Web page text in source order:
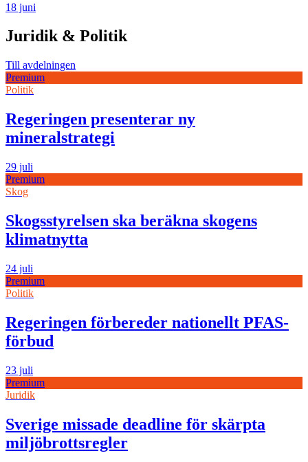
18 juni
Juridik & Politik
Till avdelningen
Premium
Politik
Regeringen presenterar ny
mineralstrategi
29 juli
Premium
Skog
Skogsstyrelsen ska beräkna skogens
klimatnytta
24 juli
Premium
Politik
Regeringen förbereder nationellt PFAS-
förbud
23 juli
Premium
Juridik
Sverige missade deadline för skärpta
miljöbrottsregler